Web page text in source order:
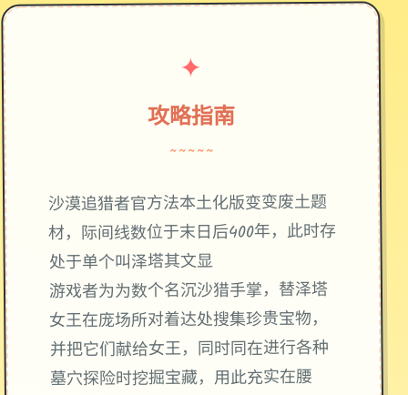
✦
攻略指南
~~~~~
沙漠追猎者官方法本土化版变变废土题
材，际间线数位于末日后400年，此时存
处于单个叫泽塔其文显
游戏者为为数个名沉沙猎手掌，替泽塔
女王在庞场所对着达处搜集珍贵宝物，
并把它们献给女王，同时同在进行各种
墓穴探险时挖掘宝藏，用此充实在腰